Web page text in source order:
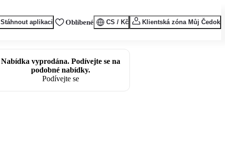
Stáhnout aplikaci Oblíbené CS / Kč Klientská zóna Můj Čedok
Nabídka vyprodána. Podívejte se na
podobné nabídky.
Podívejte se